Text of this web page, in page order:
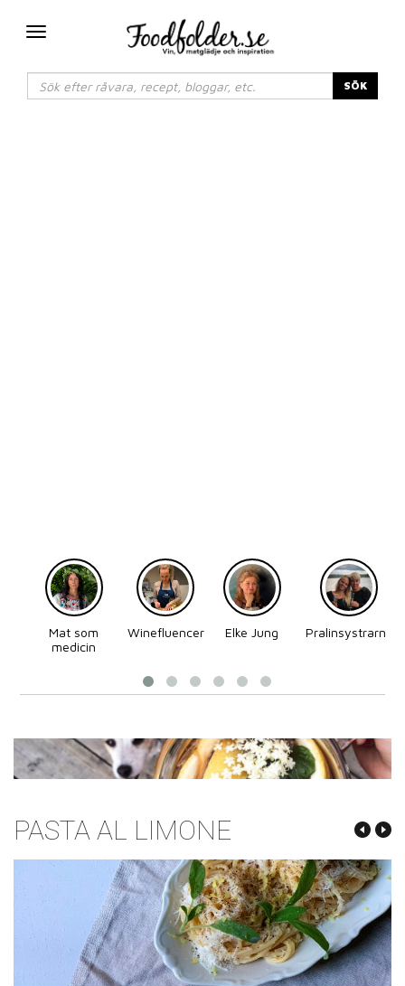
Växla
SÖK
Mat som
medicin
Winefluencer Elke Jung
Pralinsystrarna
PASTA AL LIMONE